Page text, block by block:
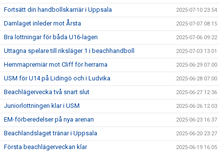
Fortsätt din handbollskarriär i Uppsala 2025-07-10 23:54
Damlaget inleder mot Årsta 2025-07-07 08:15
Bra lottningar för båda U16-lagen 2025-07-06 09:22
Uttagna spelare till riksläger 1 i beachhandboll 2025-07-03 13:01
Hemmapremiär mot Cliff för herrarna 2025-06-29 07:00
USM för U14 på Lidingö och i Ludvika 2025-06-28 07:00
Beachlägervecka två snart slut 2025-06-27 12:36
Juniorlottningen klar i USM 2025-06-26 12:03
EM-förberedelser på nya arenan 2025-06-23 16:37
Beachlandslaget tränar i Uppsala 2025-06-20 23:27
Första beachlägerveckan klar 2025-06-19 16:05